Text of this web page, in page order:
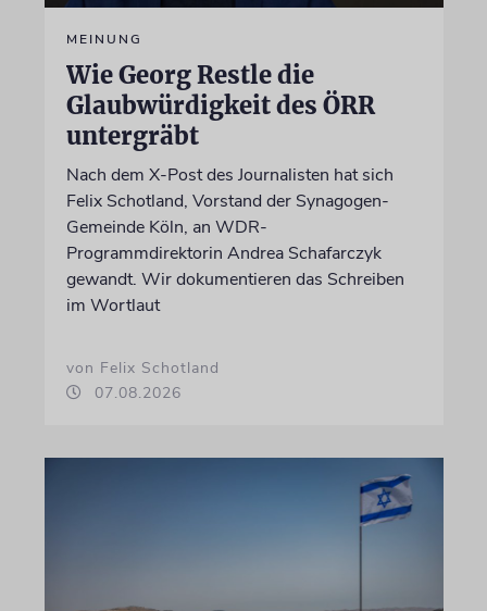
MEINUNG
Wie Georg Restle die
Glaubwürdigkeit des ÖRR
untergräbt
Nach dem X-Post des Journalisten hat sich
Felix Schotland, Vorstand der Synagogen-
Gemeinde Köln, an WDR-
Programmdirektorin Andrea Schafarczyk
gewandt. Wir dokumentieren das Schreiben
im Wortlaut
von Felix Schotland
07.08.2026